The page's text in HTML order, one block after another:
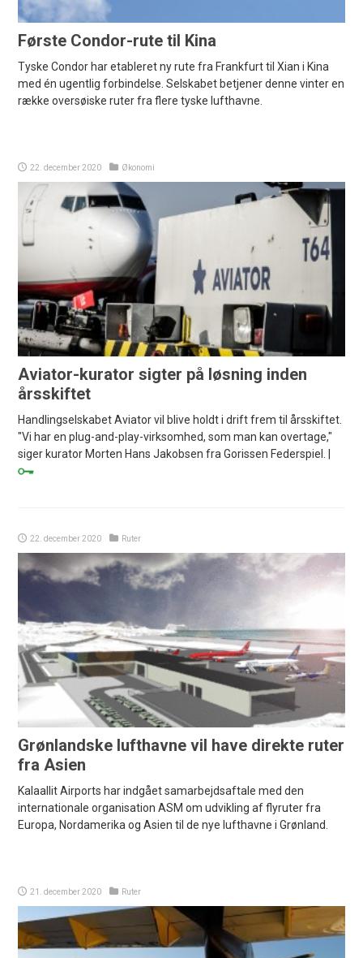
Første Condor-rute til Kina
Tyske Condor har etableret ny rute fra Frankfurt til Xian i Kina
med én ugentlig forbindelse. Selskabet betjener denne vinter en
række oversøiske ruter fra flere tyske lufthavne.
22. december 2020 Økonomi
Aviator-kurator sigter på løsning inden
årsskiftet
Handlingselskabet Aviator vil blive holdt i drift frem til årsskiftet.
"Vi har en plug-and-play-virksomhed, som man kan overtage,"
siger kurator Morten Hans Jakobsen fra Gorissen Federspiel. |
22. december 2020 Ruter
Grønlandske lufthavne vil have direkte ruter
fra Asien
Kalaallit Airports har indgået samarbejdsaftale med den
internationale organisation ASM om udvikling af flyruter fra
Europa, Nordamerika og Asien til de nye lufthavne i Grønland.
21. december 2020 Ruter